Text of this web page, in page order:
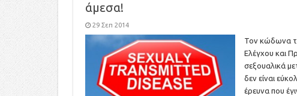
άμεσα!
29 Σεπ 2014
Τον κώδωνα
Ελέγχου και
σεξουαλικά
δεν είναι
έρευνα που